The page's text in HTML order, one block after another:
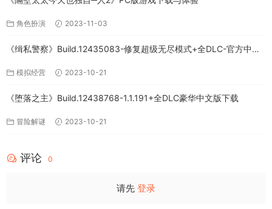
角色扮演 2023-11-03
《缉私警察》Build.12435083-修复超级无尽模式+全DLC-官方中文-
模拟经营 2023-10-21
《堕落之主》Build.12438768-1.1.191+全DLC豪华中文版下载
冒险解谜 2023-10-21
评论 0
请先 登录